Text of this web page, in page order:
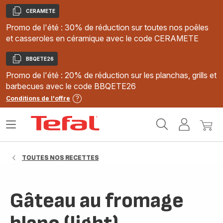
Copier
CERAMETE
Promo de l'été : 30% de réduction sur toutes nos poêles
et casseroles en céramique avec le code CERAMETE
Copier
BBQETE26
Promo de l'été : 20% de réduction sur les planchas, grills et
barbecues avec le code BBQETE26
Conditions de l'offre
MonMon
Ouvrir
TOUTES NOS RECETTES
Gâteau au fromage